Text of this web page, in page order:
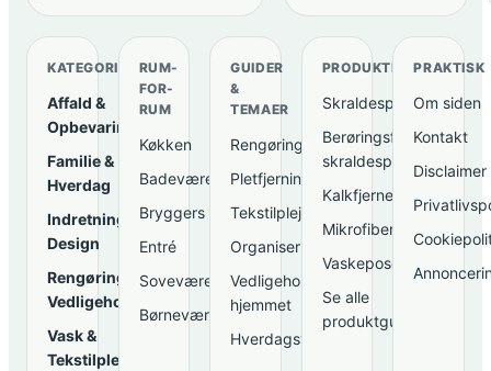
KATEGORIER
Affald &
Opbevaring
Familie &
Hverdag
Indretning &
Design
Rengøring &
Vedligeholdelse
Vask &
Tekstilpleje
RUM-
FOR-
RUM
Køkken
Badeværelse
Bryggers
Entré
Soveværelse
Børneværelse
GUIDER
&
TEMAER
Rengøringsrutiner
Pletfjerning
Tekstilpleje
Organisering
Vedligeholdelse i
hjemmet
Hverdagsvaner
PRODUKTER
Skraldespande
Berøringsfri
skraldespande
Kalkfjernere
Mikrofiberklude
Vaskeposer
Se alle
produktguides
PRAKTISK
Om siden
Kontakt
Disclaimer